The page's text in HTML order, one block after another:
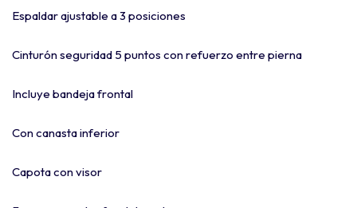
Espaldar ajustable a 3 posiciones
Cinturón seguridad 5 puntos con refuerzo entre pierna
Incluye bandeja frontal
Con canasta inferior
Capota con visor